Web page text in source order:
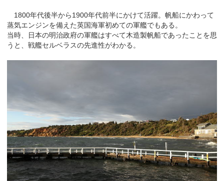
1800年代後半から1900年代前半にかけて活躍。帆船にかわって
蒸気エンジンを備えた英国海軍初めての軍艦でもある。
当時、日本の明治政府の軍艦はすべて木造製帆船であったことを思
うと、戦艦セルベラスの先進性がわかる。